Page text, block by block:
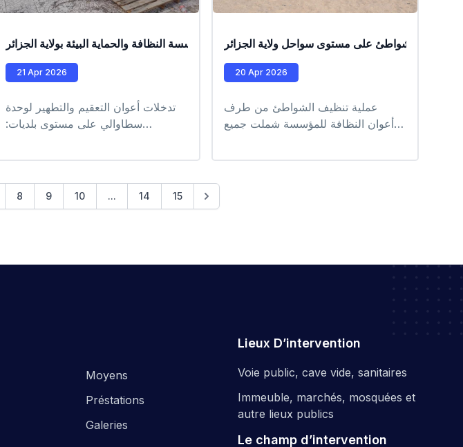
عمليات تدخل ميدانية من طرف عمال مؤسسة النظافة والحماية البيئة بولاية الجزائر
21 Apr 2026
تدخلات أعوان التعقيم والتطهير لوحدة
سطاوالي على مستوى بلديات:
تنظيف الشواطئ على مستوى سواحل ولاية الجزائر
20 Apr 2026
عملية تنظيف الشواطئ من طرف
أعوان النظافة للمؤسسة شملت جميع
#EPIC_HUPE
8 9 10 ... 14 15
Moyens
Préstations
Galeries
Lieux D’intervention
Voie public, cave vide, sanitaires
Immeuble, marchés, mosquées et
autre lieux publics
Le champ d’intervention